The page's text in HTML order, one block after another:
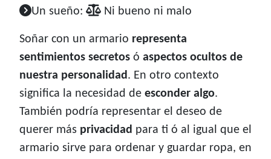
Un sueño: Ni bueno ni malo
Soñar con un armario representa
sentimientos secretos ó aspectos ocultos de
nuestra personalidad. En otro contexto
significa la necesidad de esconder algo.
También podría representar el deseo de
querer más privacidad para ti ó al igual que el
armario sirve para ordenar y guardar ropa, en